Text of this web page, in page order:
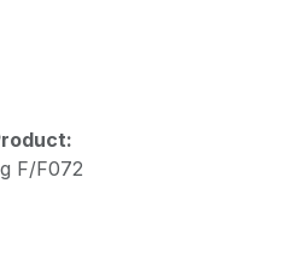
F/F072